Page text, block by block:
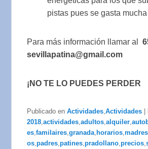
pistas pues se gasta
Para más información llamar al
sevillapatina@gmail.com
¡NO TE LO PUEDES PERDER
Publicado en Actividades,Actividades
2018,actividades,adultos,alquiler,
es,familaires,granada, horarios,madres
os,padres,patines,pradollano,precios,